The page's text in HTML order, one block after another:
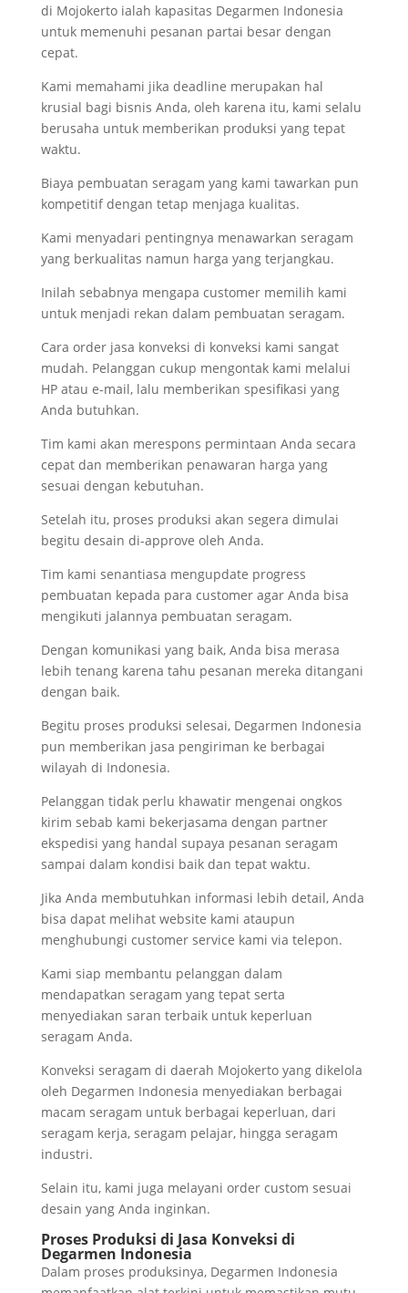
di Mojokerto ialah kapasitas Degarmen Indonesia
untuk memenuhi pesanan partai besar dengan
cepat.
Kami memahami jika deadline merupakan hal
krusial bagi bisnis Anda, oleh karena itu, kami selalu
berusaha untuk memberikan produksi yang tepat
waktu.
Biaya pembuatan seragam yang kami tawarkan pun
kompetitif dengan tetap menjaga kualitas.
Kami menyadari pentingnya menawarkan seragam
yang berkualitas namun harga yang terjangkau.
Inilah sebabnya mengapa customer memilih kami
untuk menjadi rekan dalam pembuatan seragam.
Cara order jasa konveksi di konveksi kami sangat
mudah. Pelanggan cukup mengontak kami melalui
HP atau e-mail, lalu memberikan spesifikasi yang
Anda butuhkan.
Tim kami akan merespons permintaan Anda secara
cepat dan memberikan penawaran harga yang
sesuai dengan kebutuhan.
Setelah itu, proses produksi akan segera dimulai
begitu desain di-approve oleh Anda.
Tim kami senantiasa mengupdate progress
pembuatan kepada para customer agar Anda bisa
mengikuti jalannya pembuatan seragam.
Dengan komunikasi yang baik, Anda bisa merasa
lebih tenang karena tahu pesanan mereka ditangani
dengan baik.
Begitu proses produksi selesai, Degarmen Indonesia
pun memberikan jasa pengiriman ke berbagai
wilayah di Indonesia.
Pelanggan tidak perlu khawatir mengenai ongkos
kirim sebab kami bekerjasama dengan partner
ekspedisi yang handal supaya pesanan seragam
sampai dalam kondisi baik dan tepat waktu.
Jika Anda membutuhkan informasi lebih detail, Anda
bisa dapat melihat website kami ataupun
menghubungi customer service kami via telepon.
Kami siap membantu pelanggan dalam
mendapatkan seragam yang tepat serta
menyediakan saran terbaik untuk keperluan
seragam Anda.
Konveksi seragam di daerah Mojokerto yang dikelola
oleh Degarmen Indonesia menyediakan berbagai
macam seragam untuk berbagai keperluan, dari
seragam kerja, seragam pelajar, hingga seragam
industri.
Selain itu, kami juga melayani order custom sesuai
desain yang Anda inginkan.
Proses Produksi di Jasa Konveksi di
Degarmen Indonesia
Dalam proses produksinya, Degarmen Indonesia